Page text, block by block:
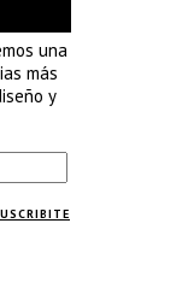
una
más
y